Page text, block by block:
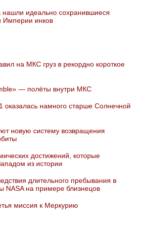
нашли идеально сохранившиеся
Империи инков
на МКС груз в рекордно короткое
— полёты внутри МКС
оказалась намного старше Солнечной
новую систему возвращения
достижений, которые
из истории
длительного пребывания в
NASA на примере близнецов
миссия к Меркурию